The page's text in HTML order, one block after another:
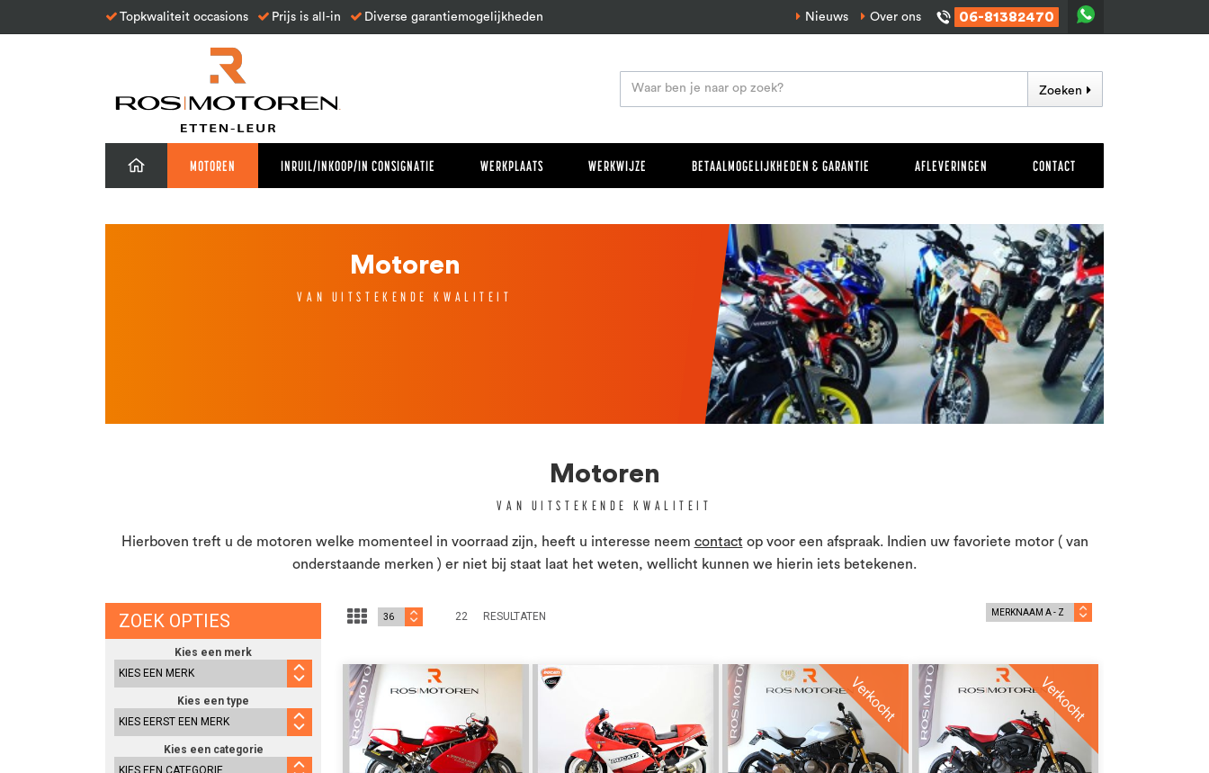
Topkwaliteit occasions Prijs is all-in Diverse garantiemogelijkheden Nieuws Over ons 06-81382470
Zoeken
MOTOREN INRUIL/INKOOP/IN CONSIGNATIE WERKPLAATS WERKWIJZE BETAALMOGELIJKHEDEN & GARANTIE AFLEVERINGEN CONTACT
Motoren
VAN UITSTEKENDE KWALITEIT
Motoren
VAN UITSTEKENDE KWALITEIT
Hierboven treft u de motoren welke momenteel in voorraad zijn, heeft u interesse neem contact op voor een afspraak. Indien uw favoriete motor ( van
onderstaande merken ) er niet bij staat laat het weten, wellicht kunnen we hierin iets betekenen.
ZOEK OPTIES
Kies een merk
Kies een type
Kies een categorie
22 RESULTATEN
Verkocht Verkocht